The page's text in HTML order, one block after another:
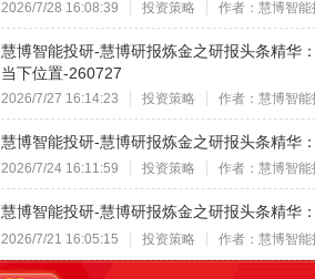
2026/7/28 16:08:39 投资策略 作者：慧博智能
慧博智能投研-慧博研报炼金之研报头条精华
当下位置-260727
2026/7/27 16:14:23 投资策略 作者：慧博智能
慧博智能投研-慧博研报炼金之研报头条精华
2026/7/24 16:11:59 投资策略 作者：慧博智能
慧博智能投研-慧博研报炼金之研报头条精华
2026/7/21 16:05:15 投资策略 作者：慧博智能